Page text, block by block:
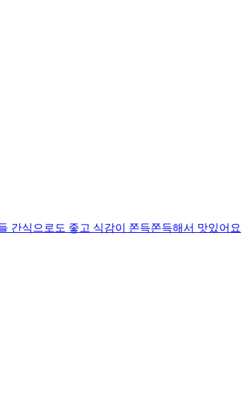
간식으로도 좋고 식감이 쫀득쫀득해서 맛있어요